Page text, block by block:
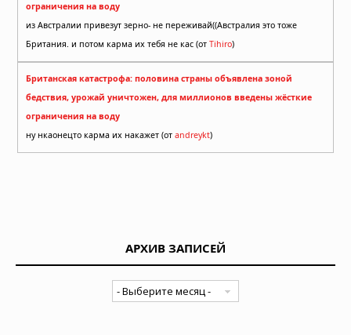
ограничения на воду
из Австралии привезут зерно- не переживай((Австралия это тоже
Британия. и потом карма их тебя не кас (от Tihiro)
Британская катастрофа: половина страны объявлена зоной
бедствия, урожай уничтожен, для миллионов введены жёсткие
ограничения на воду
ну нкаонецто карма их накажет (от andreykt)
АРХИВ ЗАПИСЕЙ